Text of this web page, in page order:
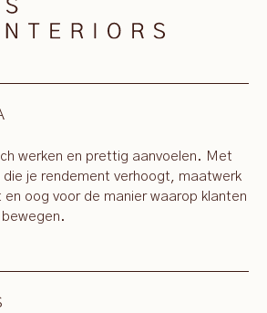
werken en prettig aanvoelen. Met
die je rendement verhoogt, maatwerk
oog voor de manier waarop klanten